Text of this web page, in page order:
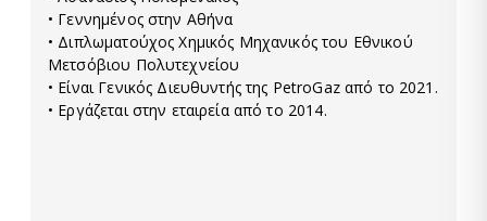
• Γεννημένος στην Αθήνα
• Διπλωματούχος Χημικός Μηχανικός του Εθνικού
Μετσόβιου Πολυτεχνείου
• Είναι Γενικός Διευθυντής της PetroGaz από το 2021.
• Εργάζεται στην εταιρεία από το 2014.